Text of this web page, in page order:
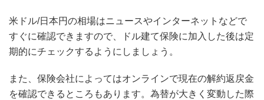
米ドル/日本円の相場はニュースやインターネットなどで
すぐに確認できますので、ドル建て保険に加入した後は定
期的にチェックするようにしましょう。
また、保険会社によってはオンラインで現在の解約返戻金
を確認できるところもあります。為替が大きく変動した際